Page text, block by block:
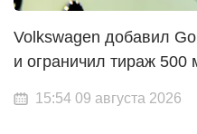
Volkswagen добавил
и ограничил тираж
15:54 09 августа 2026